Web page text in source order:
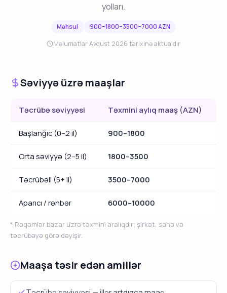
yolları.
Məhsul
900–1800–3500–7000 AZN
Məlumatlar Avqust 2026 tarixinə aktualdır
Səviyyə üzrə maaşlar
Təcrübə səviyyəsi Təxmini aylıq maaş (AZN)
Başlanğıc (0–2 il) 900–1800
Orta səviyyə (2–5 il) 1800–3500
Təcrübəli (5+ il) 3500–7000
Aparıcı / rəhbər 6000–10000
* Rəqəmlər bazar üzrə təxmini aralıqdır; şirkət, sahə və
təcrübəyə görə dəyişir.
Maaşa təsir edən amillər